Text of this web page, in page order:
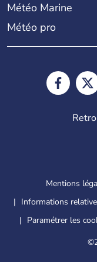
Météo Marine
Météo pro
Mentions
Informations
Paramétrer les
©